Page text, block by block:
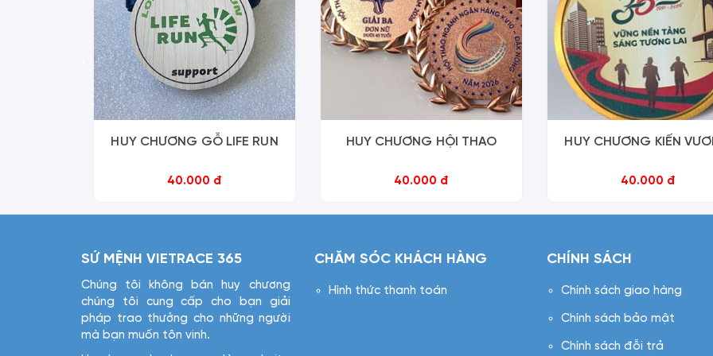
HUY CHƯƠNG GỖ LIFE RUN
40.000 đ
HUY CHƯƠNG HỘI THAO
40.000 đ
HUY CHƯƠNG KIẾN
40.000 đ
SỨ MỆNH VIETRACE 365
Chúng tôi không bán huy chương
chúng tôi cung cấp cho bạn giải
pháp trao thưởng cho những người
mà bạn muốn tôn vinh.
CHĂM SÓC KHÁCH HÀNG
Hình thức thanh toán
CHÍNH SÁCH
Chính sách giao hàng
Chính sách bảo mật
Chính sách đỗi trả